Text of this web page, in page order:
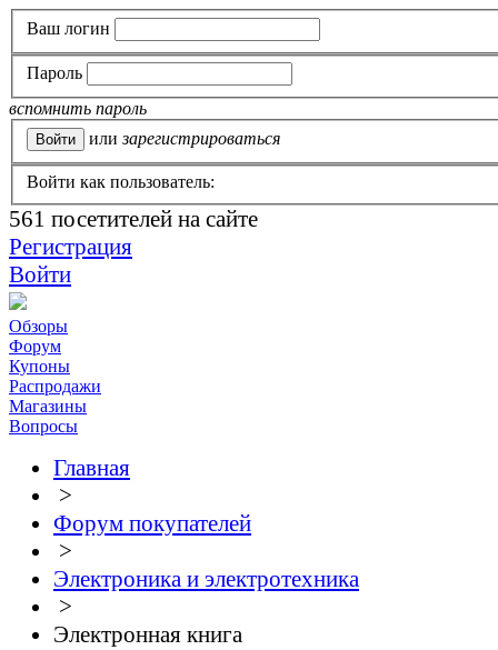
Ваш логин
Пароль
вспомнить пароль
или зарегистрироваться
Войти как пользователь:
561 посетителей на сайте
Регистрация
Войти
Обзоры
Форум
Купоны
Распродажи
Магазины
Вопросы
Главная
>
Форум покупателей
>
Электроника и электротехника
>
Электронная книга